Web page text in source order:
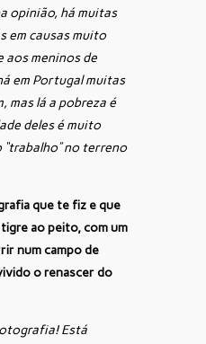
opinião, há muitas
em causas muito
aos meninos de
em Portugal muitas
mas lá a pobreza é
deles é muito
no terreno
que te fiz e que
ao peito, com um
num campo de
o renascer do
Está